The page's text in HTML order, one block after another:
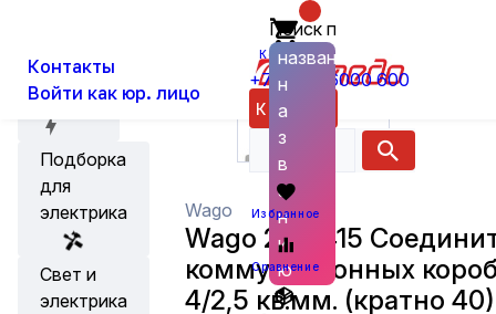
Контакты
Войти как юр. лицо
Корзина
+7 (800) 6000 600
Каталог
Поиск по
названию
н
а
з
в
а
н
и
ю
Избранное
Сравнение
Акции
Подборка
для
электрика
Свет и
электрика
Бытовые товары, прочая
Wago
Wago 222-415
коммутационных
4/2,5 кв.мм. (кратно 40)